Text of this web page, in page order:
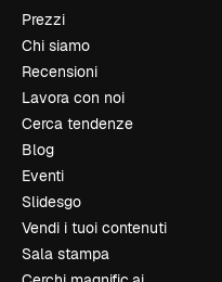
Prezzi
Chi siamo
Recensioni
Lavora con noi
Cerca tendenze
Blog
Eventi
Slidesgo
Vendi i tuoi contenuti
Sala stampa